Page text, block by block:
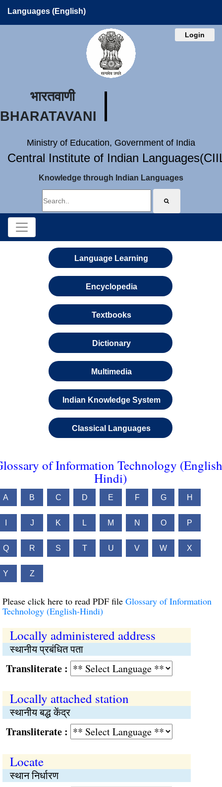
Languages (English)
Login
भारतवाणी
BHARATAVANI
Ministry of Education, Government of India
Central Institute of Indian
Knowledge through Indian Languages
Language Learning
Encyclopedia
Textbooks
Dictionary
Multimedia
Indian Knowledge System
Classical Languages
of Information Technology
Hindi)
A B C D E F G H
J K L M N O P
Q R S T U V W X
Y Z
Please click here to read PDF file Glossary of Information
Technology (English-Hindi)
Locally administered address
स्थानीय प्रबंधित पता
:
Locally attached station
स्थानीय बद्ध केंद्र
:
Locate
स्थान निर्धारण